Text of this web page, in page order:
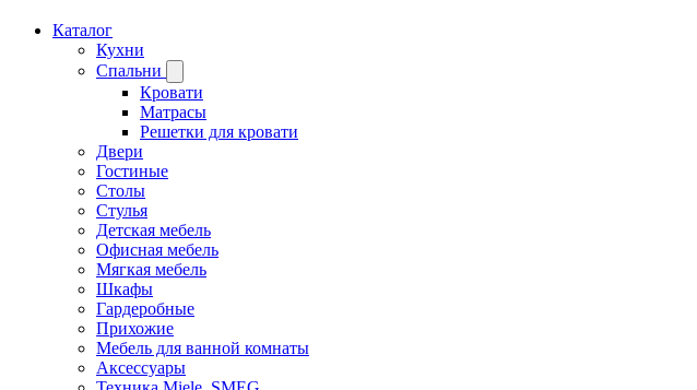
Каталог
Кухни
Спальни
Кровати
Матрасы
Решетки для кровати
Двери
Гостиные
Столы
Стулья
Детская мебель
Офисная мебель
Мягкая мебель
Шкафы
Гардеробные
Прихожие
Мебель для ванной комнаты
Аксессуары